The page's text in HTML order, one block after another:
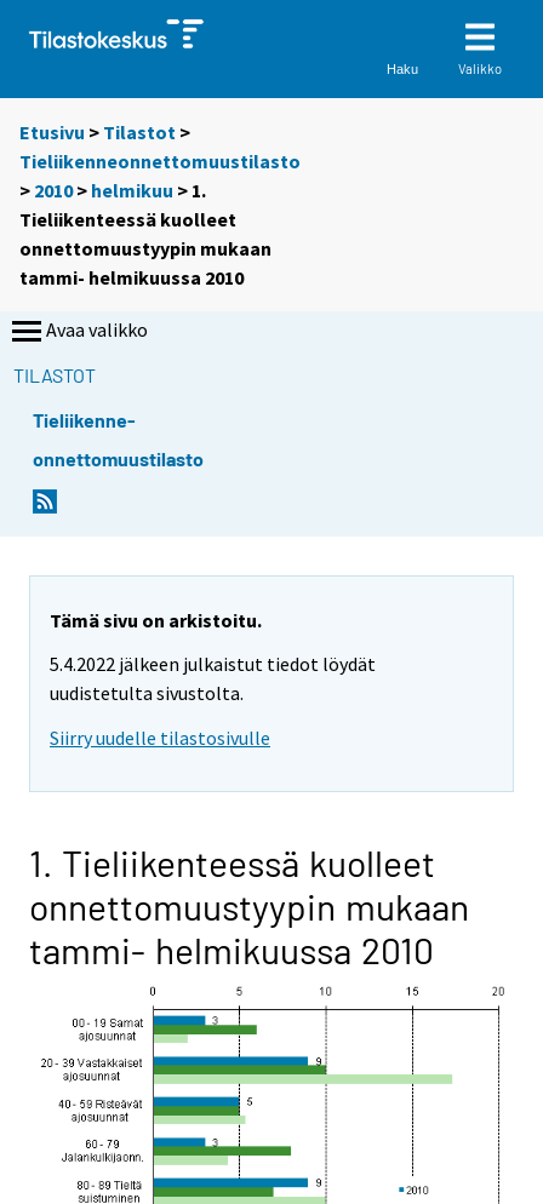
Haku Valikko
Etusivu > Tilastot >
Tieliikenneonnettomuustilasto
> 2010> helmikuu > 1.
Tieliikenteessä kuolleet
onnettomuustyypin mukaan
tammi- helmikuussa 2010
Avaa valikko
TILASTOT
Tieliikenne-
onnettomuustilasto
Tämä sivu on arkistoitu.
5.4.2022 jälkeen julkaistut tiedot löydät
uudistetulta sivustolta.
Siirry uudelle tilastosivulle
1. Tieliikenteessä kuolleet
onnettomuustyypin mukaan
tammi- helmikuussa 2010